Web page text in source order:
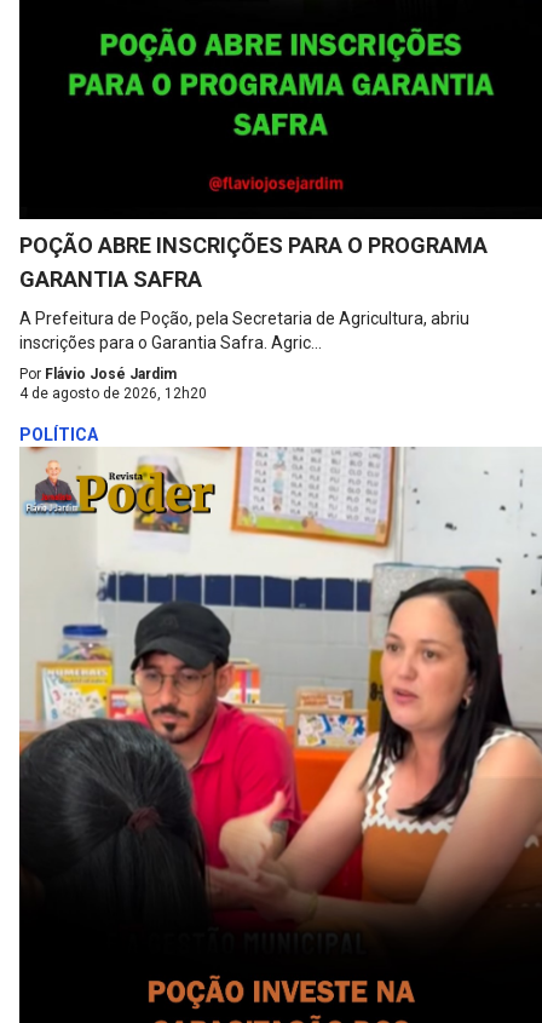
POÇÃO ABRE INSCRIÇÕES PARA O PROGRAMA
GARANTIA SAFRA
A Prefeitura de Poção, pela Secretaria de Agricultura, abriu
inscrições para o Garantia Safra. Agric...
Por Flávio José Jardim
4 de agosto de 2026, 12h20
POLÍTICA